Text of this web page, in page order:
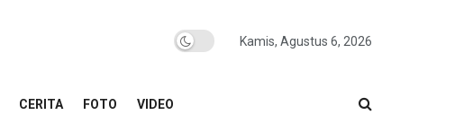
Kamis, Agustus 6, 2026
CERITA FOTO VIDEO